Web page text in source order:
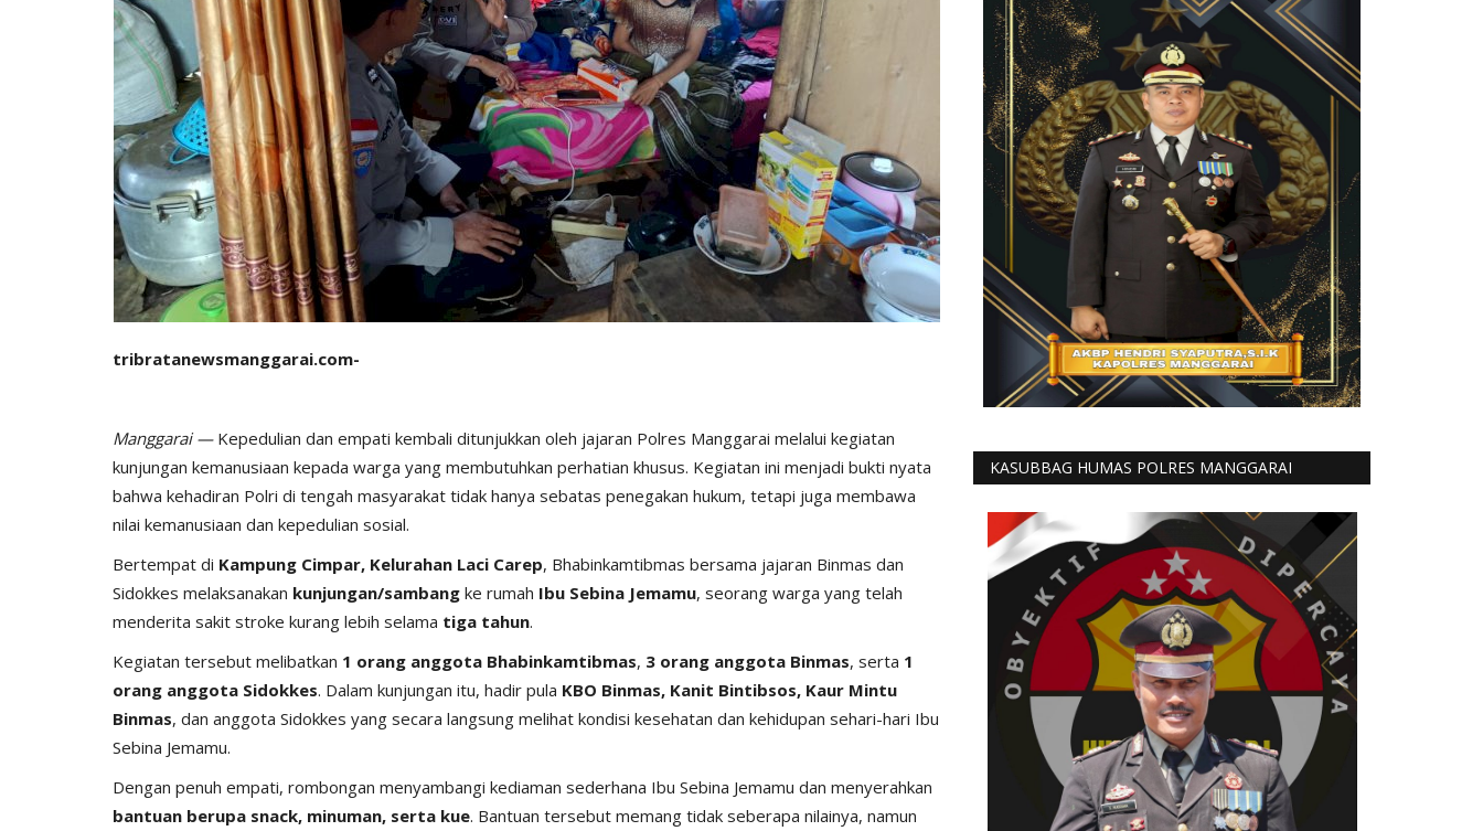
tribratanewsmanggarai.com-
Manggarai —Kepedulian dan empati kembali ditunjukkan oleh jajaran Polres Manggarai melalui kegiatan
kunjungan kemanusiaan kepada warga yang membutuhkan perhatian khusus. Kegiatan ini menjadi bukti nyata
bahwa kehadiran Polri di tengah masyarakat tidak hanya sebatas penegakan hukum, tetapi juga membawa
nilai kemanusiaan dan kepedulian sosial.
Bertempat di Kampung Cimpar, Kelurahan Laci Carep, Bhabinkamtibmas bersama jajaran Binmas dan
Sidokkes melaksanakan kunjungan/sambang ke rumah Ibu Sebina Jemamu, seorang warga yang telah
menderita sakit stroke kurang lebih selama tiga tahun.
Kegiatan tersebut melibatkan 1 orang anggota Bhabinkamtibmas, 3 orang anggota Binmas, serta 1
orang anggota Sidokkes. Dalam kunjungan itu, hadir pula KBO Binmas, Kanit Bintibsos, Kaur Mintu
Binmas, dan anggota Sidokkes yang secara langsung melihat kondisi kesehatan dan kehidupan sehari-hari Ibu
Sebina Jemamu.
Dengan penuh empati, rombongan menyambangi kediaman sederhana Ibu Sebina Jemamu dan menyerahkan
bantuan berupa snack, minuman, serta kue. Bantuan tersebut memang tidak seberapa nilainya, namun
KASUBBAG HUMAS POLRES MANGGARAI